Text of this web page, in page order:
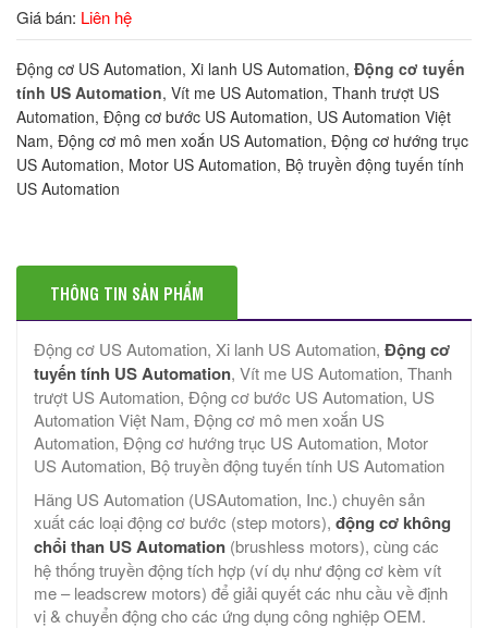
Giá bán: Liên hệ
Động cơ US Automation, Xi lanh US Automation, Động cơ tuyến
tính US Automation, Vít me US Automation, Thanh trượt US
Automation, Động cơ bước US Automation, US Automation Việt
Nam, Động cơ mô men xoắn US Automation, Động cơ hướng trục
US Automation, Motor US Automation, Bộ truyền động tuyến tính
US Automation
THÔNG TIN SẢN PHẨM
Động cơ US Automation, Xi lanh US Automation, Động cơ
tuyến tính US Automation, Vít me US Automation, Thanh
trượt US Automation, Động cơ bước US Automation, US
Automation Việt Nam, Động cơ mô men xoắn US
Automation, Động cơ hướng trục US Automation, Motor
US Automation, Bộ truyền động tuyến tính US Automation
Hãng US Automation (USAutomation, Inc.) chuyên sản
xuất các loại động cơ bước (step motors), động cơ không
chổi than US Automation (brushless motors), cùng các
hệ thống truyền động tích hợp (ví dụ như động cơ kèm vít
me – leadscrew motors) để giải quyết các nhu cầu về định
vị & chuyển động cho các ứng dụng công nghiệp OEM.